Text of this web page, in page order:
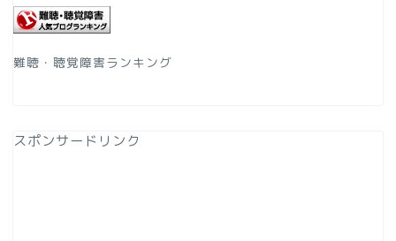
難聴・聴覚障害ランキング
スポンサードリンク